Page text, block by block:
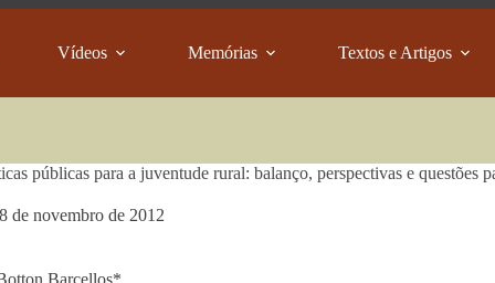
Vídeos Memórias Textos e Artigos
públicas para a juventude rural: balanço, perspectivas e questões
de novembro de 2012
Barcellos*